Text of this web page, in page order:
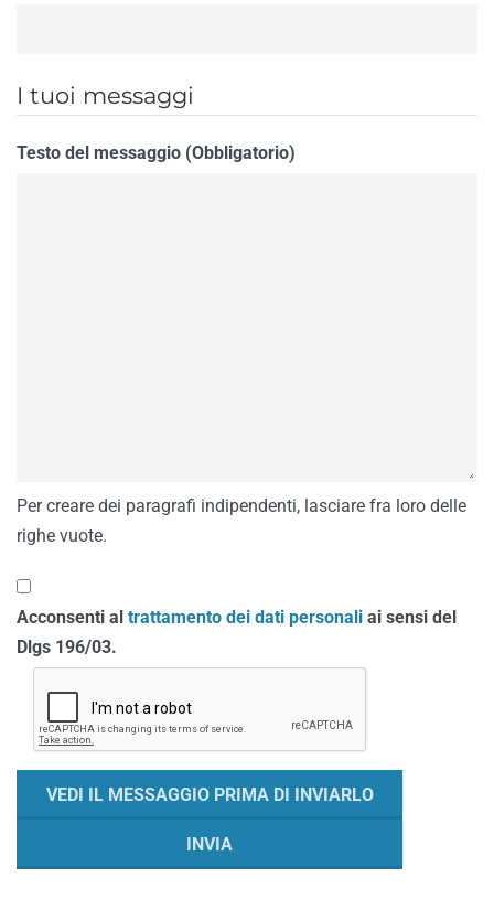
I tuoi messaggi
Testo del messaggio (Obbligatorio)
Per creare dei paragrafi indipendenti, lasciare fra loro delle
righe vuote.
Acconsenti al trattamento dei dati personali ai sensi del
Dlgs 196/03.